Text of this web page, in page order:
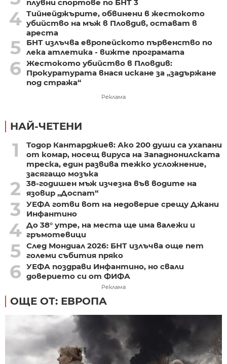
плувни спортове по БНТ 3
4 Тийнейджърите, обвинени в жестокото
убийство на мъж в Пловдив, остават в
ареста
5
БНТ излъчва европейското първенство по
лека атлетика - вижте програмата
6 Жестокото убийство в Пловдив:
Прокуратурата внася искане за „задържане
под стража“
Реклама
НАЙ-ЧЕТЕНИ
1
Тодор Кантарджиев: Ако 200 души са ухапани
от комар, носещ вируса на Западнонилската
треска, един развива тежко усложнение,
засягащо мозъка
2
38-годишен мъж изчезна във водите на
язовир „Доспат“
3
УЕФА готви вот на недоверие срещу Джани
Инфантино
4 До 38° утре, на места ще има валежи и
гръмотевици
5 След Мондиал 2026: БНТ излъчва още пет
големи събития пряко
6 УЕФА поздрави Инфантино, но свали
доверието си от ФИФА
Реклама
ОЩЕ ОТ: ЕВРОПА